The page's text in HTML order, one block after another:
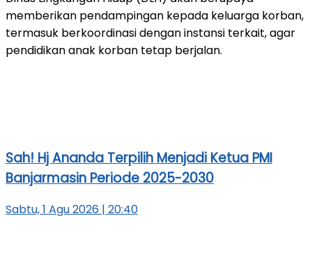
memberikan pendampingan kepada keluarga korban,
termasuk berkoordinasi dengan instansi terkait, agar
pendidikan anak korban tetap berjalan.
Sah! Hj Ananda Terpilih Menjadi Ketua PMI
Banjarmasin Periode 2025-2030
Sabtu, 1 Agu 2026 | 20:40